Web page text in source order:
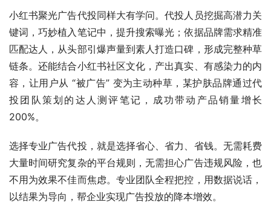
小红书聚光广告代投同样大有学问。代投人员挖掘高潜力关
键词，巧妙植入笔记中，提升搜索曝光；依据品牌需求精准
匹配达人，从头部引爆声量到素人打造口碑，形成完整种草
链条。还能结合小红书社区文化，产出真实、有感染力的内
容，让用户从 “被广告” 变为主动种草，某护肤品牌通过代
投团队策划的达人测评笔记，成功带动产品销量增长
200%。​
选择专业广告代投，就是选择省心、省力、省钱。无需耗费
大量时间研究复杂的平台规则，无需担心广告违规风险，也
不用为效果不佳而焦虑。专业团队全程把控，用数据说话，
以结果为导向，帮企业实现广告投放的降本增效。​